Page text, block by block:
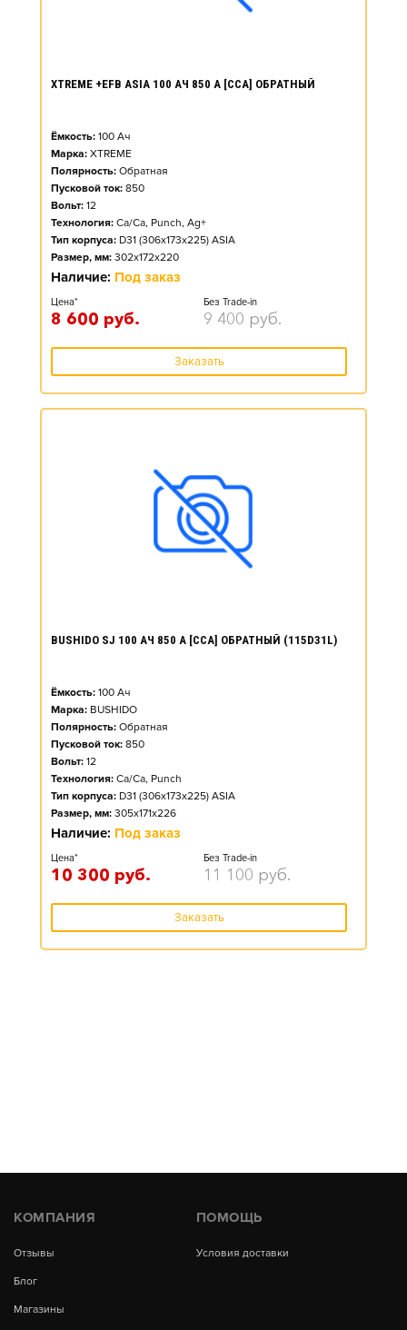
XTREME +EFB ASIA 100 АЧ 850 А [CCA] ОБРАТНЫЙ
Ёмкость: 100 Ач
Марка: XTREME
Полярность: Обратная
Пусковой ток: 850
Вольт: 12
Технология: Ca/Ca, Punch, Ag+
Тип корпуса: D31 (306x173x225) ASIA
Размер, мм: 302x172x220
Наличие: Под заказ
Цена*
8 600 руб.
Без Trade-in
9 400 руб.
Заказать
BUSHIDO SJ 100 АЧ 850 А [CCA] ОБРАТНЫЙ (115D31L)
Ёмкость: 100 Ач
Марка: BUSHIDO
Полярность: Обратная
Пусковой ток: 850
Вольт: 12
Технология: Ca/Ca, Punch
Тип корпуса: D31 (306x173x225) ASIA
Размер, мм: 305x171x226
Наличие: Под заказ
Цена*
10 300 руб.
Без Trade-in
11 100 руб.
Заказать
КОМПАНИЯ
Отзывы
Блог
Магазины
ПОМОЩЬ
Условия доставки